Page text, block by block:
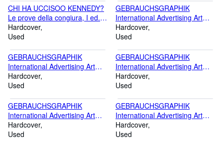
CHI HA UCCISOO KENNEDY?
Le prove della congiura, I ed.
1967 con Foto
Hardcover
Used
GEBRAUCHSGRAPHIK
International Advertising Art
N.7 Juli, 1938
Hardcover
Used
GEBRAUCHSGRAPHIK
International Advertising Art
N.11 November, 1938
Hardcover
Used
GEBRAUCHSGRAPHIK
International Advertising Art
N.9 September, 1940
Hardcover
Used
GEBRAUCHSGRAPHIK
International Advertising Art
N.10 Oktober, 1941
Hardcover
Used
GEBRAUCHSGRAPHIK
International Advertising Art
N.1 Januar, 1940
Hardcover
Used